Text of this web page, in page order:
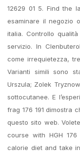
12629 01 5. Find the
esaminare il negozio
italia. Controllo
servizio. In
come irrequietezza,
Varianti simili sono
Urszula; Zolek
sottocutanee. E
frag 176 191 dimostra
questo sito web.
course with HGH
calorie diet and take